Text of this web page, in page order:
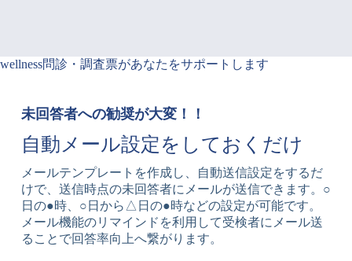
wellness問診・調査票があなたをサポートします
未回答者への勧奨が大変！！
自動メール設定をしておくだけ
メールテンプレートを作成し、自動送信設定をするだ
けで、送信時点の未回答者にメールが送信できます。○
日の●時、○日から△日の●時などの設定が可能です。
メール機能のリマインドを利用して受検者にメール送
ることで回答率向上へ繋がります。